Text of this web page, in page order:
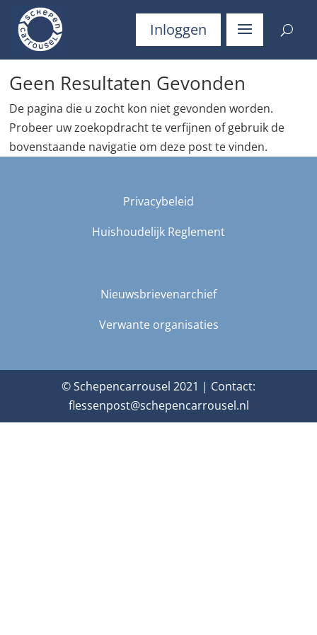
Inloggen
Geen Resultaten Gevonden
De pagina die u zocht kon niet gevonden worden.
Probeer uw zoekopdracht te verfijnen of gebruik de
bovenstaande navigatie om deze post te vinden.
Privacybeleid
Huishoudelijk Reglement
Nieuwsbrievenarchief
Verwante organisaties
© Schepencarrousel 2021 | Contact:
flessenpost@schepencarrousel.nl